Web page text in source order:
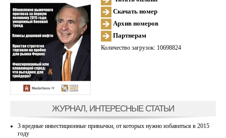
Скачать номер
Архив номеров
Партнерам
Количество загрузок: 10698824
ЖУРНАЛ, ИНТЕРЕСНЫЕ СТАТЬИ
3 вредные инвестиционные привычки, от которых нужно избавиться в 2015
году